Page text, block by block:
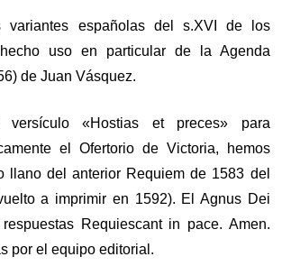
variantes españolas del s.XVI de los
uso en particular de la Agenda
de Juan Vásquez.
«Hostias et preces» para
el Ofertorio de Victoria, hemos
llano del anterior Requiem de 1583 del
a imprimir en 1592). El Agnus Dei
Requiescant in pace. Amen.
por el equipo editorial.